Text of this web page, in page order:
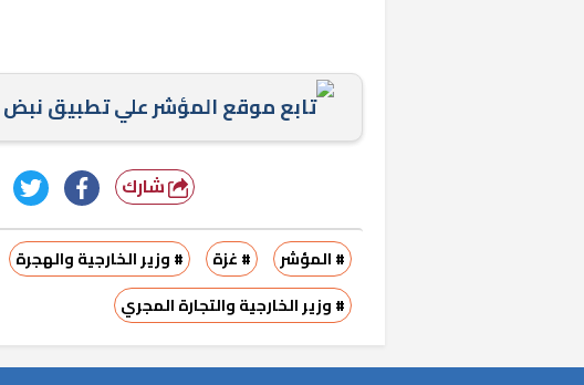
تابع موقع المؤشر علي تطبيق نبض
شارك
# المؤشر # غزة # وزير الخارجية والهجرة
# وزير الخارجية والتجارة المجري
«المؤشر» يطرح السؤال
رمضان وزيرًا للإسكان قرارًا